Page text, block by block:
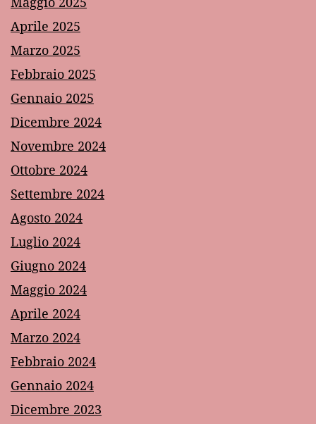
Aprile 2025
Marzo 2025
Febbraio 2025
Gennaio 2025
Dicembre 2024
Novembre 2024
Ottobre 2024
Settembre 2024
Agosto 2024
Luglio 2024
Giugno 2024
Maggio 2024
Aprile 2024
Marzo 2024
Febbraio 2024
Gennaio 2024
Dicembre 2023